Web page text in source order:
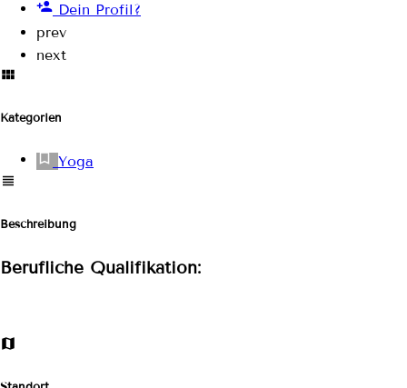
Dein Profil?
prev
next
Kategorien
Yoga
Beschreibung
Berufliche Qualifikation: